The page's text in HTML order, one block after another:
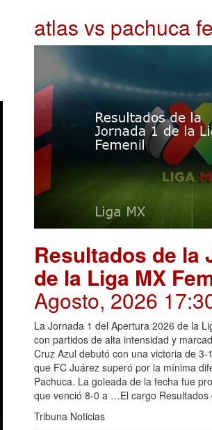
atlas vs pachuca
Resultados de la
de la Liga MX
Agosto, 2026
La Jornada 1 del Apertura 2026 de la
con partidos de alta intensidad y
Cruz Azul debutó con una victoria de
que FC Juárez superó por la mínima
Pachuca. La goleada de la fecha fue
que venció 8-0 a …El cargo Resultados
Tribuna Noticias